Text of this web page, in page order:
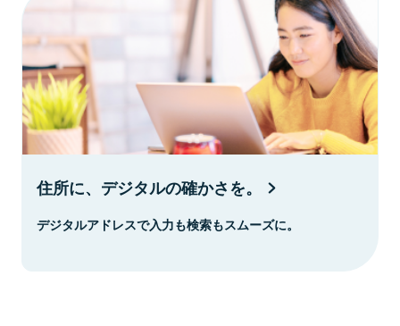
住所に、デジタルの確かさを。
デジタルアドレスで入力も検索もスムーズに。